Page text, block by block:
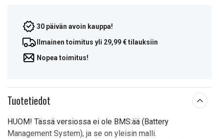
30 päivän avoin kauppa!
Ilmainen toimitus yli 29,99 € tilauksiin
Nopea toimitus!
Tuotetiedot
HUOM! Tässä versiossa ei ole BMS:ää (Battery
Management System), ja se on yleisin malli.